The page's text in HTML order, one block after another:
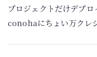
プロジェクトだけデプ
conohaにちょい万クレ